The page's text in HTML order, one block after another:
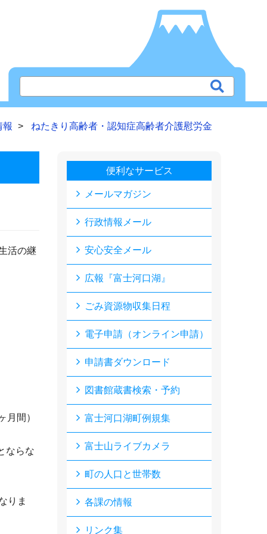
報 ねたきり高齢者・認知症高齢者介護慰労金
活の継
月間）
ならな
りま
便利なサービス
メールマガジン
行政情報メール
安心安全メール
広報『富士河口湖』
ごみ資源物収集日程
電子申請（オンライン申請）
申請書ダウンロード
図書館蔵書検索・予約
富士河口湖町例規集
富士山ライブカメラ
町の人口と世帯数
各課の情報
リンク集